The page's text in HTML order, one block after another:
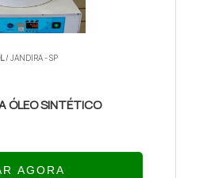
/ JANDIRA - SP
ÓLEO SINTÉTICO
AGORA